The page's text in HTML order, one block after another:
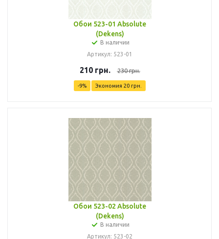
Обои 523-01 Absolute
(Dekens)
В наличии
Артикул: 523-01
210грн. 230грн.
-9% Экономия 20 грн.
Обои 523-02 Absolute
(Dekens)
В наличии
Артикул: 523-02